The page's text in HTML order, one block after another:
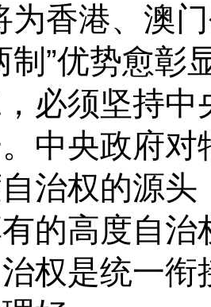
为香港、澳
制”优势愈彰
须坚持中
中央政府
治权的源
的高度自
权是统一